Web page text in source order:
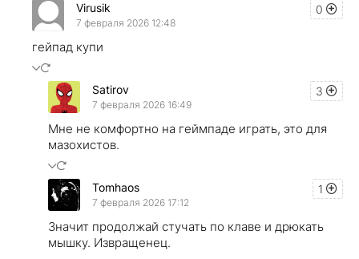
0
Virusik
7 февраля 2026 12:48
гейпад купи
3
Satirov
7 февраля 2026 16:49
Мне не комфортно на геймпаде играть, это для
мазохистов.
1
Tomhaos
7 февраля 2026 17:12
Значит продолжай стучать по клаве и дрюкать
мышку. Извращенец.